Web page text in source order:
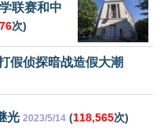
联赛和中
次)
假侦探暗战造假大潮
光 2023/5/14 (118,565次)